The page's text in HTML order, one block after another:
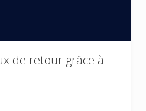
de retour grâce à